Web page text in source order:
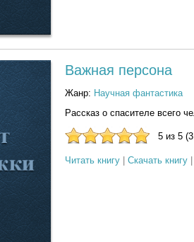
Важная персона
Жанр: Научная фантастика
Рассказ о спасителе всего
5 из 5
Читать книгу Скачать книгу